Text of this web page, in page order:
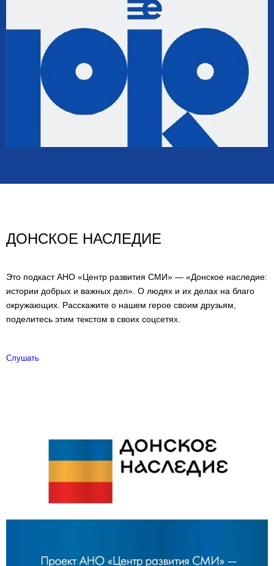
ДОНСКОЕ НАСЛЕДИЕ
Это подкаст АНО «Центр развития СМИ» — «Донское наследие:
истории добрых и важных дел». О людях и их делах на благо
окружающих. Расскажите о нашем герое своим друзьям,
поделитесь этим текстом в своих соцсетях.
Слушать